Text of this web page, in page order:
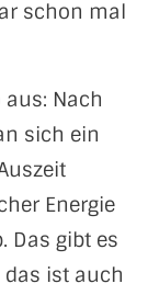
schon mal
Nach
sich ein
Energie
Das gibt es
ist auch